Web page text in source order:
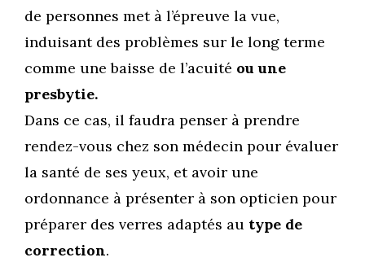
de personnes met à l’épreuve la vue,
induisant des problèmes sur le long terme
comme une baisse de l’acuité ou une
presbytie.
Dans ce cas, il faudra penser à prendre
rendez-vous chez son médecin pour évaluer
la santé de ses yeux, et avoir une
ordonnance à présenter à son opticien pour
préparer des verres adaptés au type de
correction.